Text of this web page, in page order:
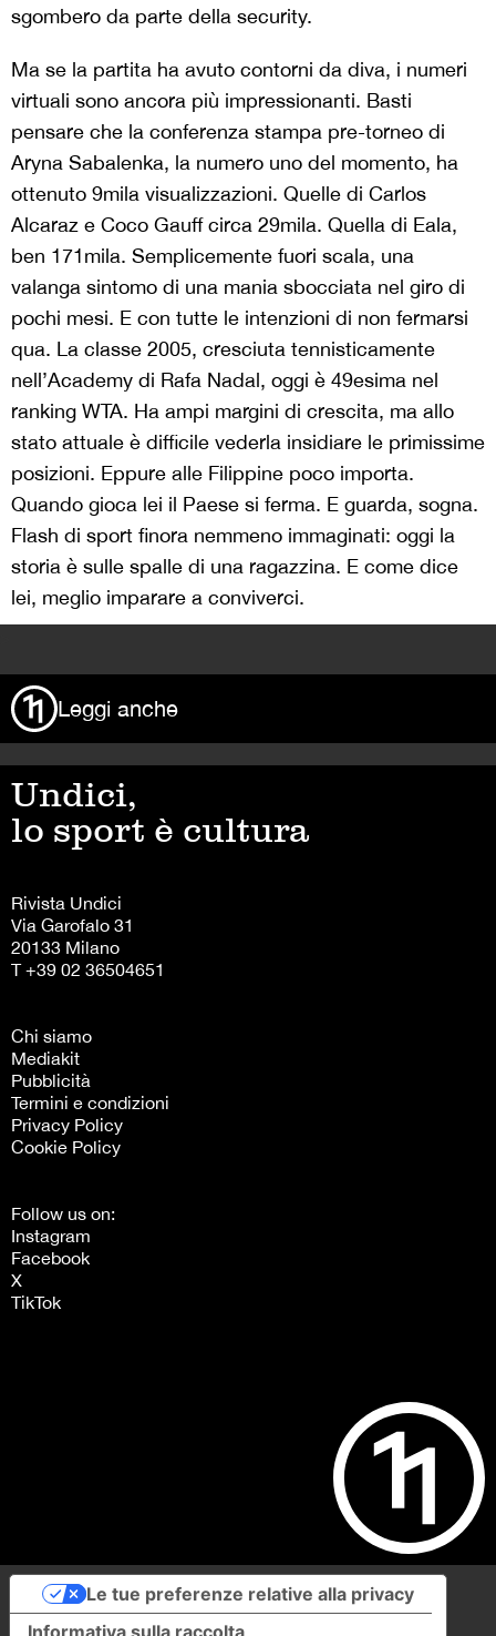
sgombero da parte della security.
Ma se la partita ha avuto contorni da diva, i numeri
virtuali sono ancora più impressionanti. Basti
pensare che la conferenza stampa pre-torneo di
Aryna Sabalenka, la numero uno del momento, ha
ottenuto 9mila visualizzazioni. Quelle di Carlos
Alcaraz e Coco Gauff circa 29mila. Quella di Eala,
ben 171mila. Semplicemente fuori scala, una
valanga sintomo di una mania sbocciata nel giro di
pochi mesi. E con tutte le intenzioni di non fermarsi
qua. La classe 2005, cresciuta tennisticamente
nell’Academy di Rafa Nadal, oggi è 49esima nel
ranking WTA. Ha ampi margini di crescita, ma allo
stato attuale è difficile vederla insidiare le primissime
posizioni. Eppure alle Filippine poco importa.
Quando gioca lei il Paese si ferma. E guarda, sogna.
Flash di sport finora nemmeno immaginati: oggi la
storia è sulle spalle di una ragazzina. E come dice
lei, meglio imparare a conviverci.
Leggi anche
Undici,
lo sport è cultura
Rivista Undici
Via Garofalo 31
20133 Milano
T +39 02 36504651
Chi siamo
Mediakit
Pubblicità
Termini e condizioni
Privacy Policy
Cookie Policy
Follow us on:
Instagram
Facebook
X
TikTok
Informativa sulla raccolta
Le tue preferenze relative alla privacy